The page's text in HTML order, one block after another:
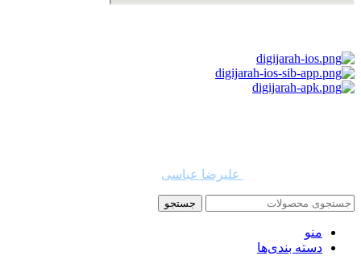
علیرضا عباسی
جستجو
منو
دسته بندی‌ها